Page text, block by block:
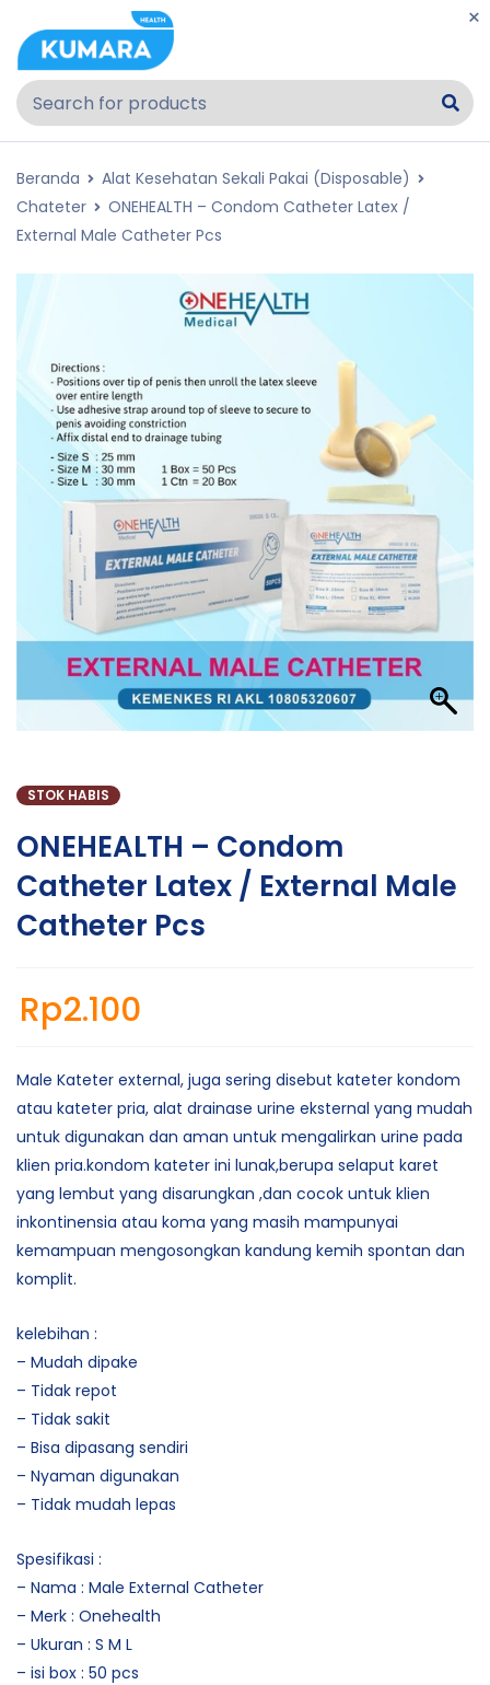
Beranda
Alat Kesehatan Sekali Pakai (Disposable)
Chateter
ONEHEALTH – Condom Catheter Latex /
External Male Catheter Pcs
STOK HABIS
ONEHEALTH – Condom
Catheter Latex / External Male
Catheter Pcs
Rp2.100
Male Kateter external, juga sering disebut kateter kondom
atau kateter pria, alat drainase urine eksternal yang mudah
untuk digunakan dan aman untuk mengalirkan urine pada
klien pria.kondom kateter ini lunak,berupa selaput karet
yang lembut yang disarungkan ,dan cocok untuk klien
inkontinensia atau koma yang masih mampunyai
kemampuan mengosongkan kandung kemih spontan dan
komplit.
kelebihan :
– Mudah dipake
– Tidak repot
– Tidak sakit
– Bisa dipasang sendiri
– Nyaman digunakan
– Tidak mudah lepas
Spesifikasi :
– Nama : Male External Catheter
– Merk : Onehealth
– Ukuran : S M L
– isi box : 50 pcs